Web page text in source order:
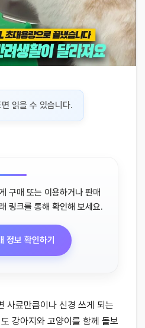
읽을 수 있습니다.
구매 또는 이용하거나 판매
링크를 통해 확인해 보세요.
정보 확인하기
사료만큼이나 신경 쓰게 되는
강아지와 고양이를 함께 돌보